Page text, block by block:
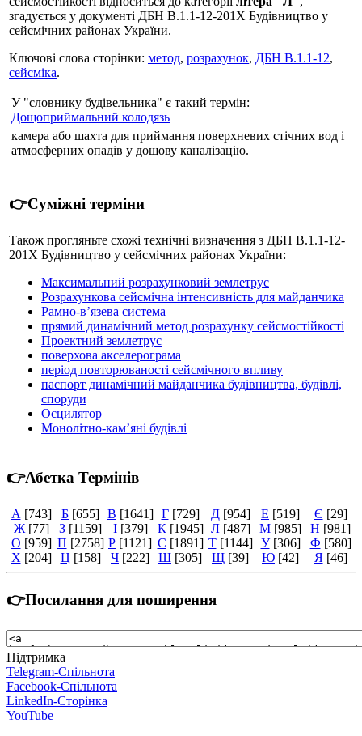
згадується у документі ДБН В.1.1-12-201Х Будівництво у
сейсмічних районах України.
Ключові слова сторінки: метод, розрахунок, ДБН В.1.1-12,
сейсміка.
У "словнику будівельника" є такий термін:
Дощоприймальний колодязь
камера або шахта для приймання поверхневих стічних вод і
атмосферних опадів у дощову каналізацію.
👉Суміжні терміни
Також прогляньте схожі технічні визначення з ДБН В.1.1-12-
201Х Будівництво у сейсмічних районах України:
Максимальний розрахунковий землетрус
Розрахункова сейсмічна інтенсивність для майданчика
Рамно-в’язева система
прямий динамічний метод розрахунку сейсмостійкості
Проектний землетрус
поверхова акселерограма
період повторюваності сейсмічного впливу
паспорт динамічний майданчика будівництва, будівлі,
споруди
Осцилятор
Монолітно-кам’яні будівлі
👉Абетка Термінів
А [743] Б [655] В [1641] Г [729] Д [954] Е [519] Є [29]
Ж [77] З [1159] І [379] К [1945] Л [487] М [985] Н [981]
О [959] П [2758] Р [1121] С [1891] Т [1144] У [306] Ф [580]
Х [204] Ц [158] Ч [222] Ш [305] Щ [39] Ю [42] Я [46]
👉Посилання для поширення
Підтримка
Telegram-Спільнота
Facebook-Спільнота
LinkedIn-Сторінка
YouTube